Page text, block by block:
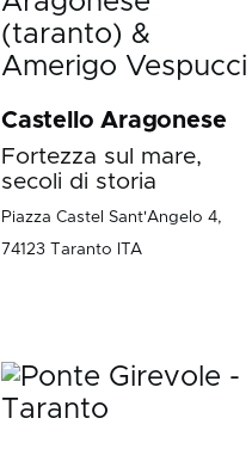
Castello Aragonese
Fortezza sul mare,
secoli di storia
Piazza Castel Sant'Angelo 4,
74123 Taranto ITA